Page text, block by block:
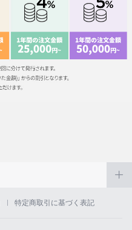
特定商取引に基づく表記